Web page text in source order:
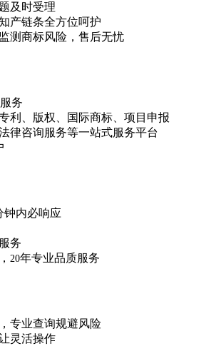
及时受理
产链条全方位呵护
测商标风险，售后无忧
务
利、版权、国际商标、项目申报
律咨询服务等一站式服务平台
钟内必响应
务
20年专业品质服务
专业查询规避风险
灵活操作